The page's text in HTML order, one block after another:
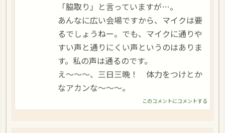
「脇取り」と言っていますが…。
あんなに広い会場ですから、マイクは要
るでしょうねー。でも、マイクに通りや
すい声と通りにくい声というのはありま
す。私の声は通るのです。
え～～～、三日三晩！ 体力をつけとか
なアカンな～～～。
このコメントにコメントする